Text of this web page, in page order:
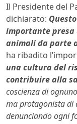
Il Presidente del
dichiarato:
importante presa
animali da parte
ha ribadito
una cultura del
contribuire alla
coscienza di
ma protagonista di
denunciando ogni